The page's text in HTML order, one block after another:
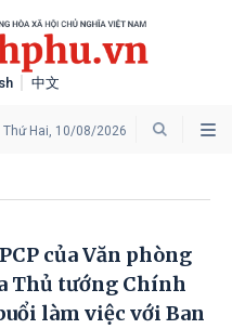
中文
Thứ Hai, 10/08/2026
của Văn phòng
Thủ tướng Chính
làm việc với Ban